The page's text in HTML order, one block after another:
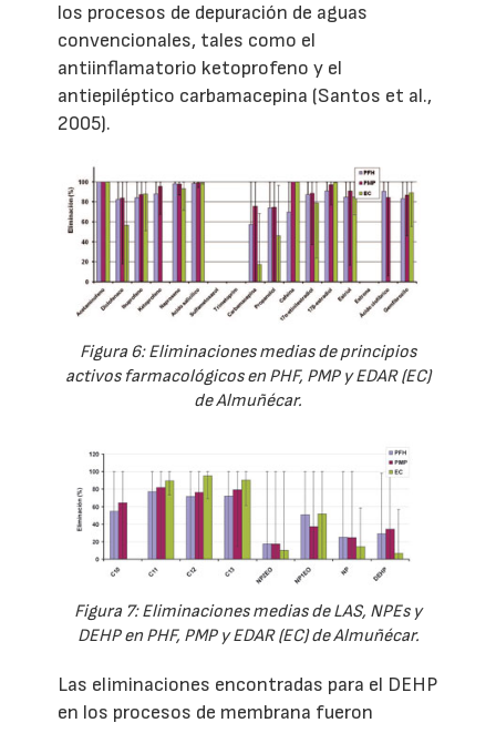
los procesos de depuración de aguas
convencionales, tales como el
antiinflamatorio ketoprofeno y el
antiepiléptico carbamacepina (Santos et al.,
2005).
Figura 6: Eliminaciones medias de principios
activos farmacológicos en PHF, PMP y EDAR (EC)
de Almuñécar.
Figura 7: Eliminaciones medias de LAS, NPEs y
DEHP en PHF, PMP y EDAR (EC) de Almuñécar.
Las eliminaciones encontradas para el DEHP
en los procesos de membrana fueron